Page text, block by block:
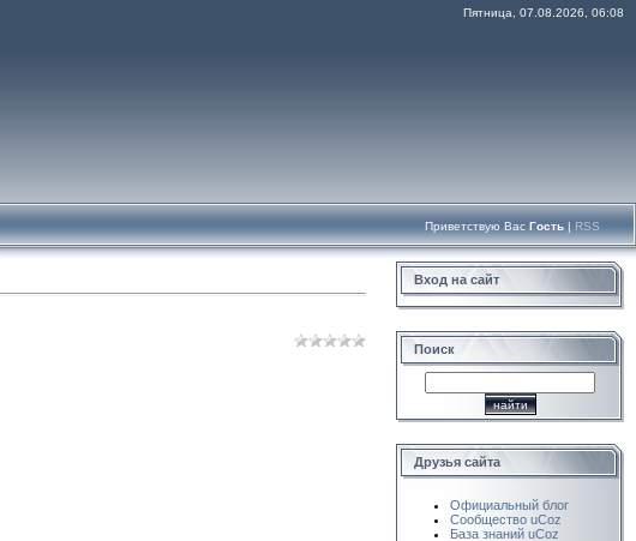
Пятница, 07.08.2026, 06:08
Приветствую Вас Гость | RSS
Вход на сайт
Поиск
Друзья сайта
Официальный блог
Сообщество uCoz
База знаний uCoz